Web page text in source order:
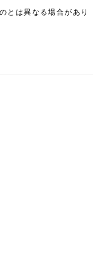
とは異なる場合があり